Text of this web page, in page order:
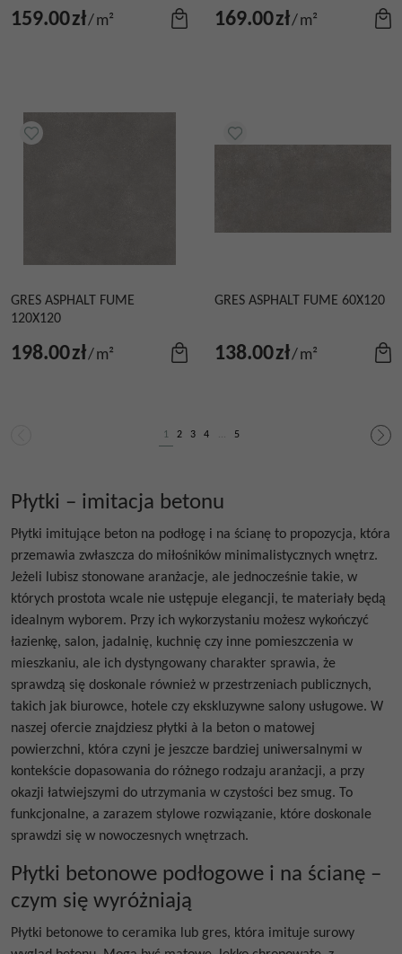
159.00zł/m² 169.00zł/m²
GRES ASPHALT FUME
120X120
198.00zł/m²
GRES ASPHALT FUME 60X120
138.00zł/m²
1 2 3 4 ... 5
Płytki – imitacja betonu
Płytki imitujące beton na podłogę i na ścianę to propozycja, która
przemawia zwłaszcza do miłośników minimalistycznych wnętrz.
Jeżeli lubisz stonowane aranżacje, ale jednocześnie takie, w
których prostota wcale nie ustępuje elegancji, te materiały będą
idealnym wyborem. Przy ich wykorzystaniu możesz wykończyć
łazienkę, salon, jadalnię, kuchnię czy inne pomieszczenia w
mieszkaniu, ale ich dystyngowany charakter sprawia, że
sprawdzą się doskonale również w przestrzeniach publicznych,
takich jak biurowce, hotele czy ekskluzywne salony usługowe. W
naszej ofercie znajdziesz płytki à la beton o matowej
powierzchni, która czyni je jeszcze bardziej uniwersalnymi w
kontekście dopasowania do różnego rodzaju aranżacji, a przy
okazji łatwiejszymi do utrzymania w czystości bez smug. To
funkcjonalne, a zarazem stylowe rozwiązanie, które doskonale
sprawdzi się w nowoczesnych wnętrzach.
Płytki betonowe podłogowe i na ścianę –
czym się wyróżniają
Płytki betonowe to ceramika lub gres, która imituje surowy